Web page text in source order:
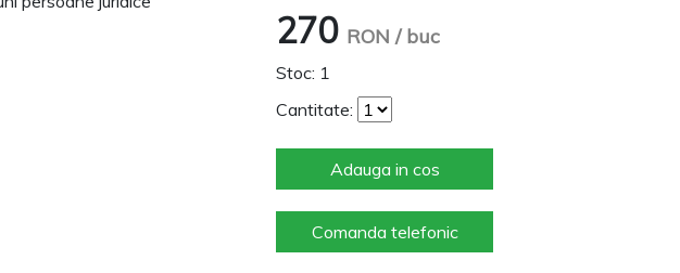
270 RON / buc
Stoc: 1
Cantitate:
Adauga in cos
Comanda telefonic